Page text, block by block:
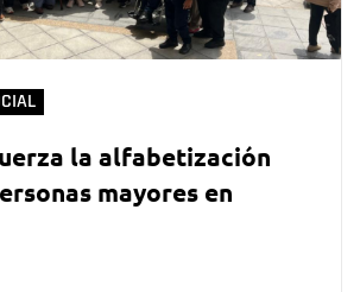
la alfabetización
mayores en